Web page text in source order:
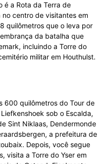
é a Rota da Terra de
centro de visitantes em
quilômetros que o leva por
da batalha que
incluindo a Torre do
militar em Houthulst.
600 quilômetros do Tour de
sob o Escalda,
Sint Niklaas, Dendermonde
a prefeitura de
Depois, você segue
visita a Torre do Yser em